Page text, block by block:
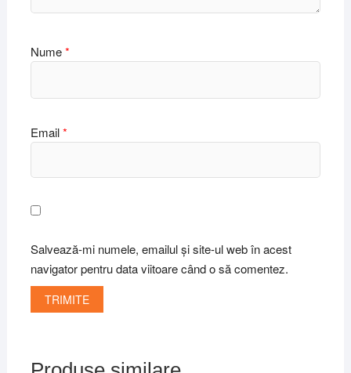
Nume*
Email*
Salvează-mi numele, emailul și site-ul web în acest
navigator pentru data viitoare când o să comentez.